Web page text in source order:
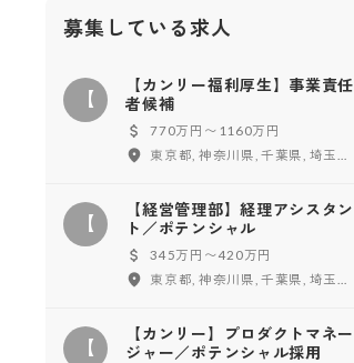
募集している求人
【
【カンリー福利厚生】事業責任
者候補
770万円〜1160万円
【
【経営管理部】経理アシスタン
ト／ポテンシャル
345万円〜420万円
【
【カンリー】プロダクトマネー
ジャー／ポテンシャル採用